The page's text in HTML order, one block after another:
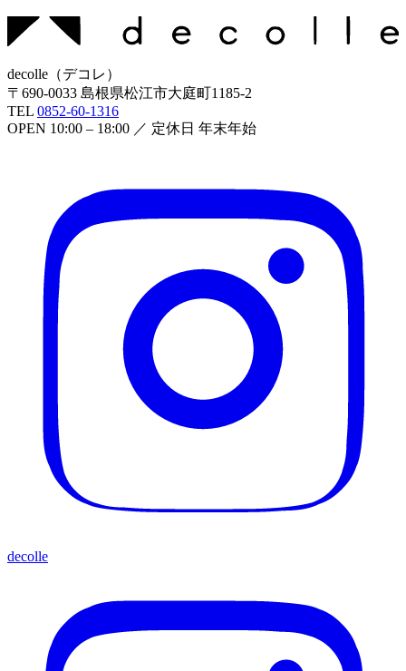
decolle （デコレ ）
〒 690-0033 島根県松江市大庭町1185-2
TEL 0852-60-1316
OPEN 10:00 – 18:00 ／ 定休日 年末年始
decolle